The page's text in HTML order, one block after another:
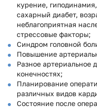
курение,
сахарный диабет,
неблагоприятная
стрессовые факторы;
Синдром головной
Повышение
Разное артериальное
конечностях;
Планирование
различных видов
Состояние после